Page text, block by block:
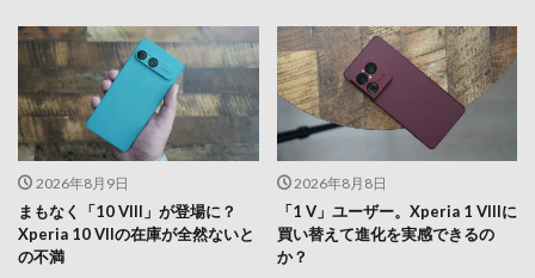
2026年8月9日
まもなく「10 VIII」が登場に？
Xperia 10 VIIの在庫が全然ないと
の不満
2026年8月8日
「1 V」ユーザー。Xperia 1 VIIIに
買い替えて進化を実感できるの
か？